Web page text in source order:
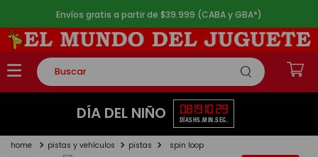
Envíos gratis a partir de $39.999 (CABA y GBA*)
Buscar
TÉRMINOS MÁS BUSCADOS
2.
lego
DÍA DEL NIÑO 08
DÍAS
19
HS.
10
MIN.
28
SEG.
pistas y vehículos pistas spin loop